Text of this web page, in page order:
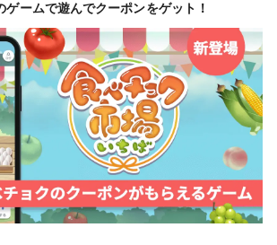
ゲームで遊んでクーポンをゲット！